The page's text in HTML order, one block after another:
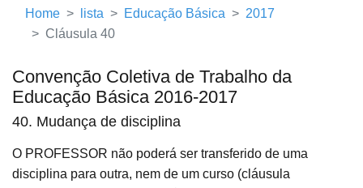
Home lista Educação Básica
2017
Cláusula 40
Convenção Coletiva de Trabalho da
Educação Básica 2016-2017
40. Mudança de disciplina
O PROFESSOR não poderá ser transferido de uma
disciplina para outra, nem de um curso (cláusula